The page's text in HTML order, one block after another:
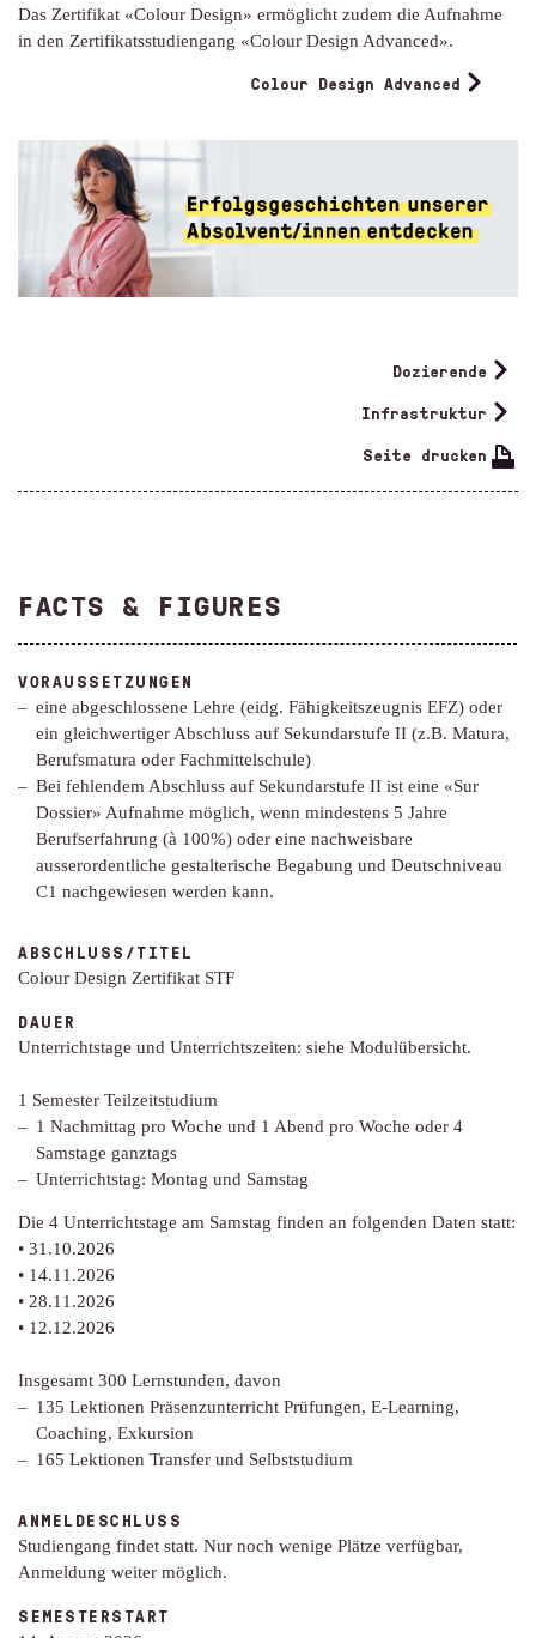
Das Zertifikat «Colour Design» ermöglicht zudem die Aufnahme
in den Zertifikatsstudiengang «Colour Design Advanced».
Colour Design Advanced
Dozierende
Infrastruktur
Seite drucken
FACTS & FIGURES
VORAUSSETZUNGEN
eine abgeschlossene Lehre (eidg. Fähigkeitszeugnis EFZ) oder
ein gleichwertiger Abschluss auf Sekundarstufe II (z.B. Matura,
Berufsmatura oder Fachmittelschule)
Bei fehlendem Abschluss auf Sekundarstufe II ist eine «Sur
Dossier» Aufnahme möglich, wenn mindestens 5 Jahre
Berufserfahrung (à 100%) oder eine nachweisbare
ausserordentliche gestalterische Begabung und Deutschniveau
C1 nachgewiesen werden kann.
ABSCHLUSS/TITEL
Colour Design Zertifikat STF
DAUER
Unterrichtstage und Unterrichtszeiten: siehe Modulübersicht.
1 Semester Teilzeitstudium
1 Nachmittag pro Woche und 1 Abend pro Woche oder 4
Samstage ganztags
Unterrichtstag: Montag und Samstag
Die 4 Unterrichtstage am Samstag finden an folgenden Daten statt:
• 31.10.2026
• 14.11.2026
• 28.11.2026
• 12.12.2026
Insgesamt 300 Lernstunden, davon
135 Lektionen Präsenzunterricht Prüfungen, E-Learning,
Coaching, Exkursion
165 Lektionen Transfer und Selbststudium
ANMELDESCHLUSS
Studiengang findet statt. Nur noch wenige Plätze verfügbar,
Anmeldung weiter möglich.
SEMESTERSTART